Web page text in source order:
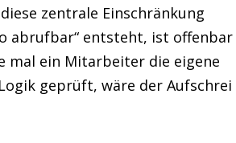
zentrale Einschränkung
abrufbar“ entsteht, ist offenbar
mal ein Mitarbeiter die eigene
geprüft, wäre der Aufschrei